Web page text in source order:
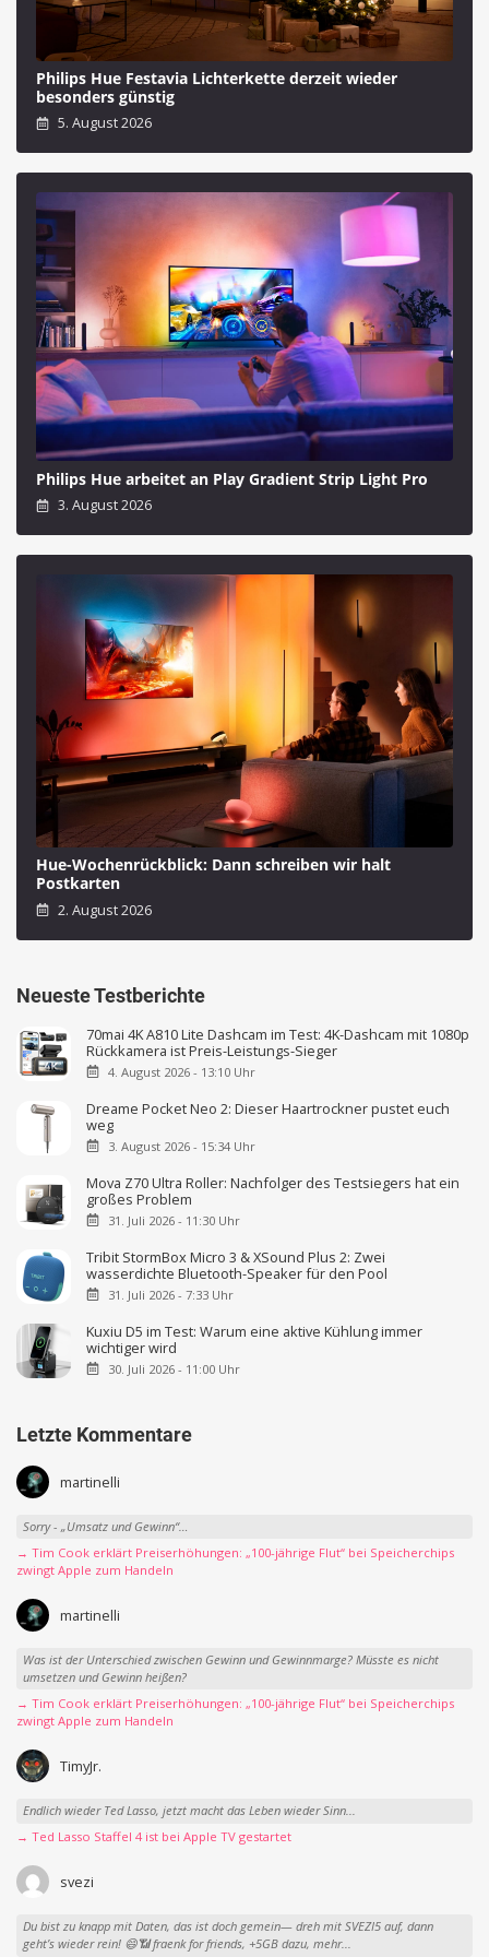
Philips Hue Festavia Lichterkette derzeit wieder
besonders günstig
5. August 2026
Philips Hue arbeitet an Play Gradient Strip Light Pro
3. August 2026
Hue-Wochenrückblick: Dann schreiben wir halt
Postkarten
2. August 2026
Neueste Testberichte
70mai 4K A810 Lite Dashcam im Test: 4K-Dashcam mit 1080p
Rückkamera ist Preis-Leistungs-Sieger
4. August 2026 - 13:10 Uhr
Dreame Pocket Neo 2: Dieser Haartrockner pustet euch
weg
3. August 2026 - 15:34 Uhr
Mova Z70 Ultra Roller: Nachfolger des Testsiegers hat ein
großes Problem
31. Juli 2026 - 11:30 Uhr
Tribit StormBox Micro 3 & XSound Plus 2: Zwei
wasserdichte Bluetooth-Speaker für den Pool
31. Juli 2026 - 7:33 Uhr
Kuxiu D5 im Test: Warum eine aktive Kühlung immer
wichtiger wird
30. Juli 2026 - 11:00 Uhr
Letzte Kommentare
martinelli
Sorry - „Umsatz und Gewinn“…
→ Tim Cook erklärt Preiserhöhungen: „100-jährige Flut“ bei Speicherchips
zwingt Apple zum Handeln
martinelli
Was ist der Unterschied zwischen Gewinn und Gewinnmarge? Müsste es nicht
umsetzen und Gewinn heißen?
→ Tim Cook erklärt Preiserhöhungen: „100-jährige Flut“ bei Speicherchips
zwingt Apple zum Handeln
TimyJr.
Endlich wieder Ted Lasso, jetzt macht das Leben wieder Sinn...
→ Ted Lasso Staffel 4 ist bei Apple TV gestartet
svezi
Du bist zu knapp mit Daten, das ist doch gemein— dreh mit SVEZI5 auf, dann
geht’s wieder rein! 😄📶 fraenk for friends, +5GB dazu, mehr...